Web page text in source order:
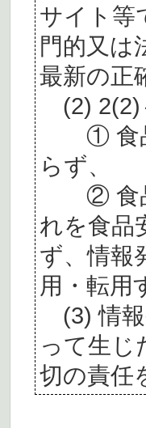
サイト等
門的又は
最新の正
(2) 2(2)
① 食品
らず、
② 食品
れを食品
ず、情報
用・転用
(3) 情報
って生じ
切の責任